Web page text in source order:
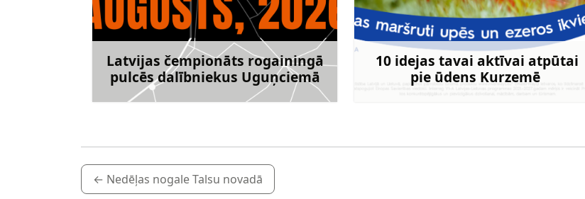
Latvijas čempionāts rogainingā
pulcēs dalībniekus Uguņciemā
Uzzināt vairāk
10 idejas tavai aktīvai atpūtai
pie ūdens Kurzemē
Uzzināt vairāk
← Nedēļas nogale Talsu novadā